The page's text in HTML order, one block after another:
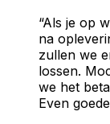
“Als je op
na
zullen we
lossen.
we het
Even